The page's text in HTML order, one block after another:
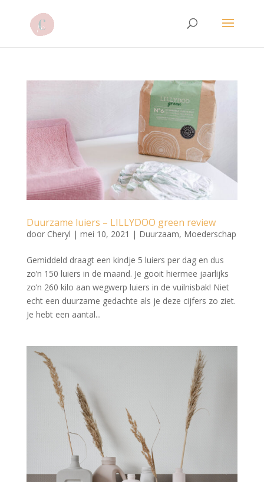
Duurzame luiers – LILLYDOO green review
door Cheryl | mei 10, 2021 | Duurzaam, Moederschap
Gemiddeld draagt een kindje 5 luiers per dag en dus
zo’n 150 luiers in de maand. Je gooit hiermee jaarlijks
zo’n 260 kilo aan wegwerp luiers in de vuilnisbak! Niet
echt een duurzame gedachte als je deze cijfers zo ziet.
Je hebt een aantal...